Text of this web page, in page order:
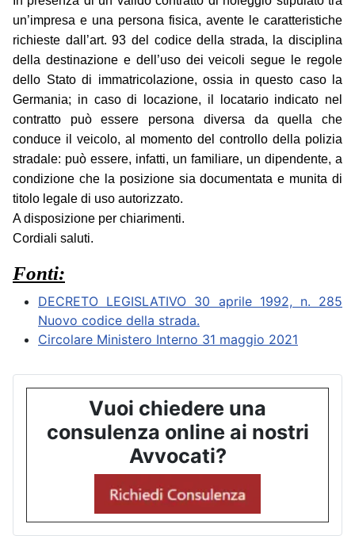
un’impresa e una persona fisica, avente le caratteristiche
richieste dall’art. 93 del codice della strada, la disciplina
della destinazione e dell’uso dei veicoli segue le regole
dello Stato di immatricolazione, ossia in questo caso la
Germania; in caso di locazione, il locatario indicato nel
contratto può essere persona diversa da quella che
conduce il veicolo, al momento del controllo della polizia
stradale: può essere, infatti, un familiare, un dipendente, a
condizione che la posizione sia documentata e munita di
titolo legale di uso autorizzato.
A disposizione per chiarimenti.
Cordiali saluti.
Fonti:
DECRETO LEGISLATIVO 30 aprile 1992, n. 285
Nuovo codice della strada.
Circolare Ministero Interno 31 maggio 2021
Vuoi chiedere una
consulenza online ai nostri
Avvocati?